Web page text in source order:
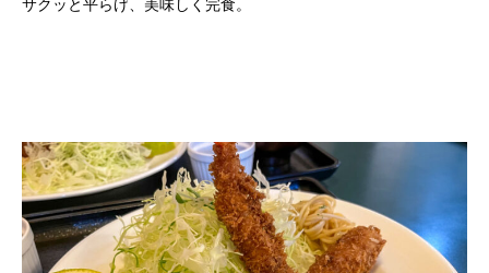
サクッと平らげ、美味しく完食。